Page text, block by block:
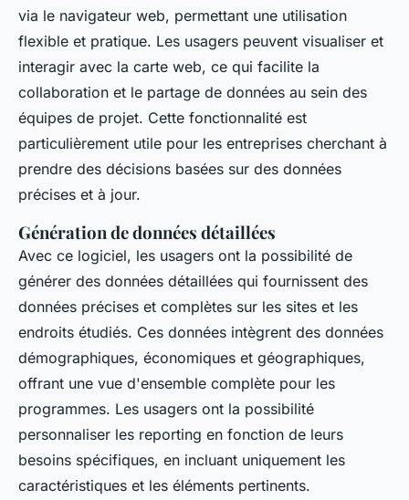
via le navigateur web, permettant une utilisation
flexible et pratique. Les usagers peuvent visualiser et
interagir avec la carte web, ce qui facilite la
collaboration et le partage de données au sein des
équipes de projet. Cette fonctionnalité est
particulièrement utile pour les entreprises cherchant à
prendre des décisions basées sur des données
précises et à jour.
Génération de données détaillées
Avec ce logiciel, les usagers ont la possibilité de
générer des données détaillées qui fournissent des
données précises et complètes sur les sites et les
endroits étudiés. Ces données intègrent des données
démographiques, économiques et géographiques,
offrant une vue d'ensemble complète pour les
programmes. Les usagers ont la possibilité
personnaliser les reporting en fonction de leurs
besoins spécifiques, en incluant uniquement les
caractéristiques et les éléments pertinents.